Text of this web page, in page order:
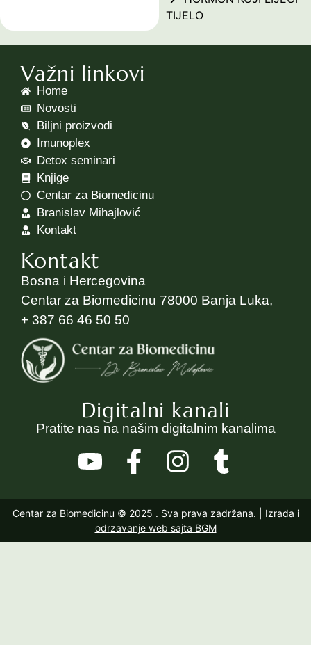
TIJELO
Važni linkovi
Home
Novosti
Biljni proizvodi
Imunoplex
Detox seminari
Knjige
Centar za Biomedicinu
Branislav Mihajlović
Kontakt
Kontakt
Bosna i Hercegovina
Centar za Biomedicinu 78000 Banja Luka,
+ 387 66 46 50 50
Digitalni kanali
Pratite nas na našim digitalnim kanalima
Centar za Biomedicinu © 2025 . Sva prava zadržana. | Izrada i
odrzavanje web sajta BGM